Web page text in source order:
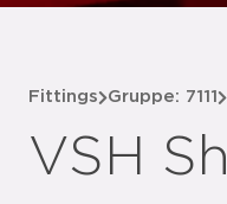
Fittings Gruppe: 7111
VSH